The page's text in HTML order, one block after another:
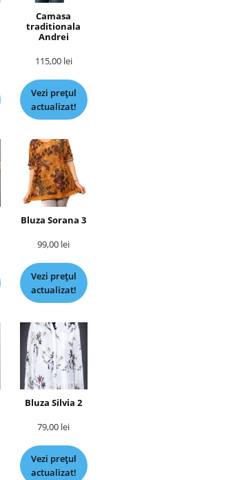
Camasa
traditionala
Andrei
115,00 lei
Vezi prețul
actualizat!
Bluza Sorana 3
99,00 lei
Vezi prețul
actualizat!
Bluza Silvia 2
79,00 lei
Vezi prețul
actualizat!